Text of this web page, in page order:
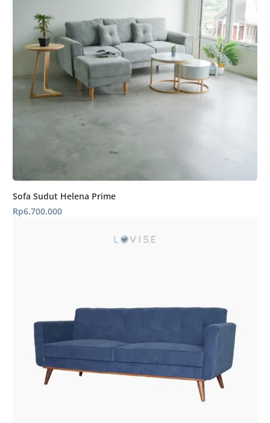
Sofa Sudut Helena Prime
Rp6.700.000